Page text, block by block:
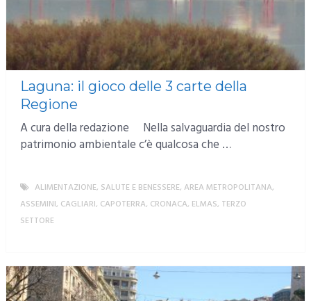
Laguna: il gioco delle 3 carte della
Regione
A cura della redazione Nella salvaguardia del nostro
patrimonio ambientale c’è qualcosa che …
ALIMENTAZIONE, SALUTE E BENESSERE, AREA METROPOLITANA,
ASSEMINI, CAGLIARI, CAPOTERRA, CRONACA, ELMAS, TERZO
SETTORE